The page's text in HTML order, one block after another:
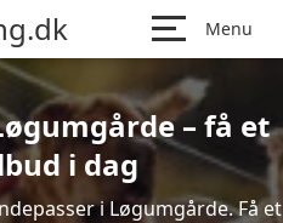
Menu
– få et
i dag
i Løgumgårde. Få et